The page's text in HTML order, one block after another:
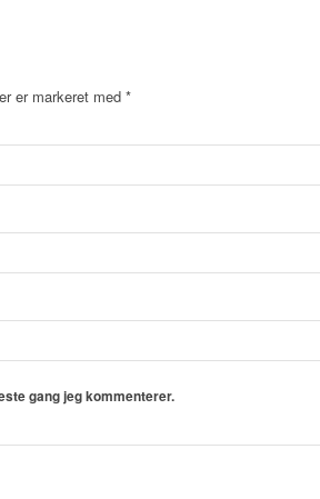
er markeret med *
gang jeg kommenterer.